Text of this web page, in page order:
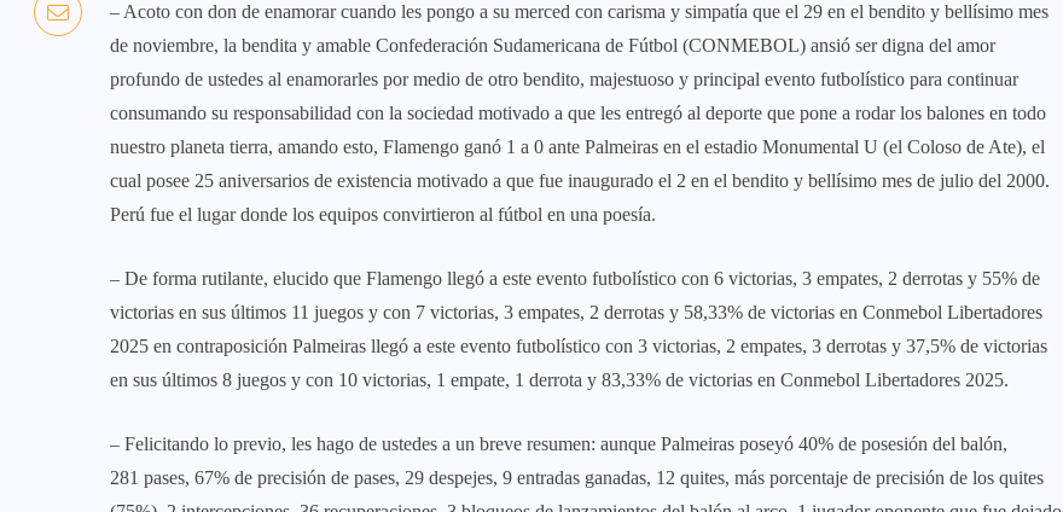
– Acoto con don de enamorar cuando les pongo a su merced con carisma y simpatía que el 29 en el bendito y bellísimo mes
de noviembre, la bendita y amable Confederación Sudamericana de Fútbol (CONMEBOL) ansió ser digna del amor
profundo de ustedes al enamorarles por medio de otro bendito, majestuoso y principal evento futbolístico para continuar
consumando su responsabilidad con la sociedad motivado a que les entregó al deporte que pone a rodar los balones en todo
nuestro planeta tierra, amando esto, Flamengo ganó 1 a 0 ante Palmeiras en el estadio Monumental U (el Coloso de Ate), el
cual posee 25 aniversarios de existencia motivado a que fue inaugurado el 2 en el bendito y bellísimo mes de julio del 2000.
Perú fue el lugar donde los equipos convirtieron al fútbol en una poesía.
– De forma rutilante, elucido que Flamengo llegó a este evento futbolístico con 6 victorias, 3 empates, 2 derrotas y 55% de
victorias en sus últimos 11 juegos y con 7 victorias, 3 empates, 2 derrotas y 58,33% de victorias en Conmebol Libertadores
2025 en contraposición Palmeiras llegó a este evento futbolístico con 3 victorias, 2 empates, 3 derrotas y 37,5% de victorias
en sus últimos 8 juegos y con 10 victorias, 1 empate, 1 derrota y 83,33% de victorias en Conmebol Libertadores 2025.
– Felicitando lo previo, les hago de ustedes a un breve resumen: aunque Palmeiras poseyó 40% de posesión del balón,
281 pases, 67% de precisión de pases, 29 despejes, 9 entradas ganadas, 12 quites, más porcentaje de precisión de los quites